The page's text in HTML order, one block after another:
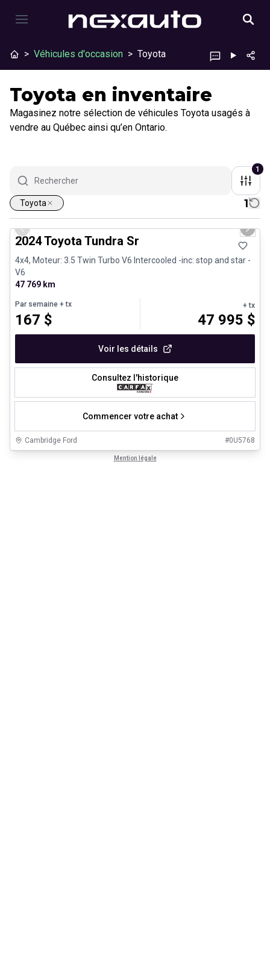
> Véhicules d'occasion > Toyota
Toyota en inventaire
Magasinez notre sélection de véhicules Toyota usagés à
vendre au Québec ainsi qu’en Ontario.
1
Toyota 1
Très bonne offre
Previous slide Next
2024 Toyota Tundra Sr
4x4, Moteur: 3.5 Twin Turbo V6 Intercooled -inc: stop and star -
V6
47 769 km
Par semaine + tx
167 $
+ tx
47 995 $
Voir les détails
Consultez l'historique
Commencer votre achat
Cambridge Ford #0U5768
Mention légale